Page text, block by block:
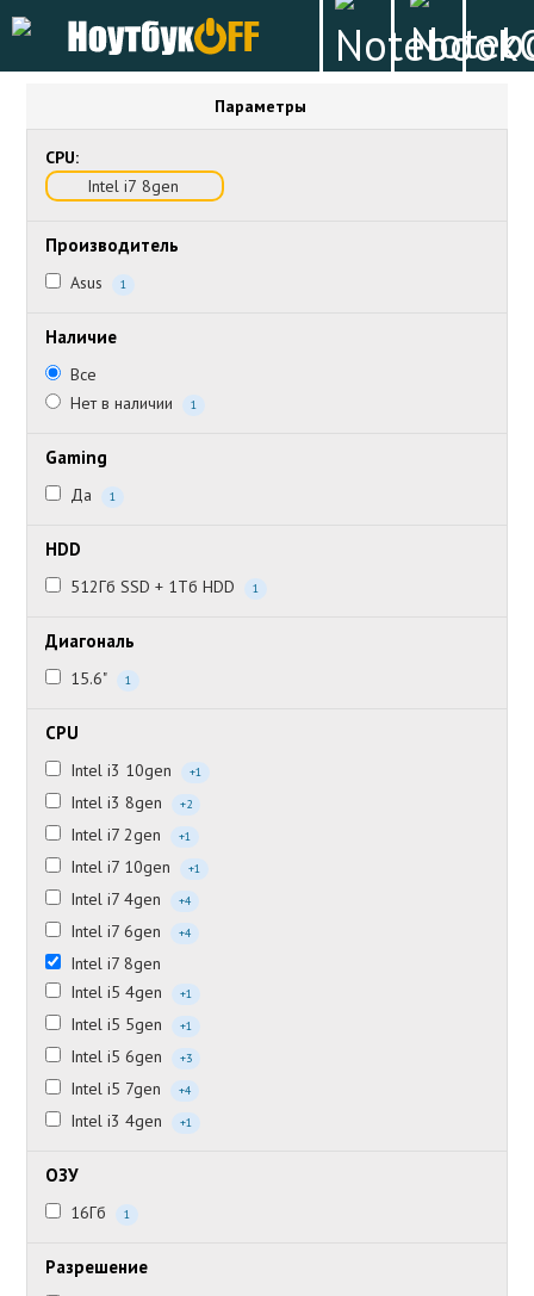
Параметры
CPU:
Intel i7 8gen
Производитель
Asus 1
Наличие
Все
Нет в наличии
1
Gaming
Да 1
HDD
512Гб SSD + 1Тб HDD 1
Диагональ
15.6" 1
CPU
Intel i3 10gen +1
Intel i3 8gen +2
Intel i7 2gen +1
Intel i7 10gen +1
Intel i7 4gen +4
Intel i7 6gen +4
Intel i7 8gen
Intel i5 4gen
+1
Intel i5 5gen +1
Intel i5 6gen +3
Intel i5 7gen +4
Intel i3 4gen +1
ОЗУ
16Гб 1
Разрешение